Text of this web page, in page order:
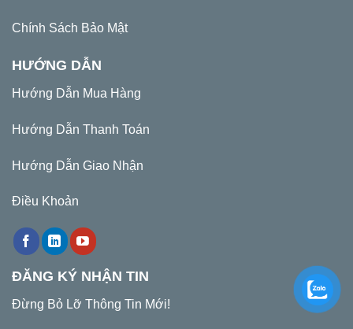
Chính Sách Bảo Mật
HƯỚNG DẪN
Hướng Dẫn Mua Hàng
Hướng Dẫn Thanh Toán
Hướng Dẫn Giao Nhận
Điều Khoản
ĐĂNG KÝ NHẬN TIN
Đừng Bỏ Lỡ Thông Tin Mới!